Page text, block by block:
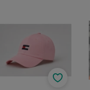
Obserwuj